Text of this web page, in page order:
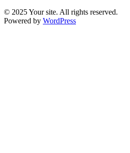
© 2025 Your site. All rights reserved.
Powered by WordPress